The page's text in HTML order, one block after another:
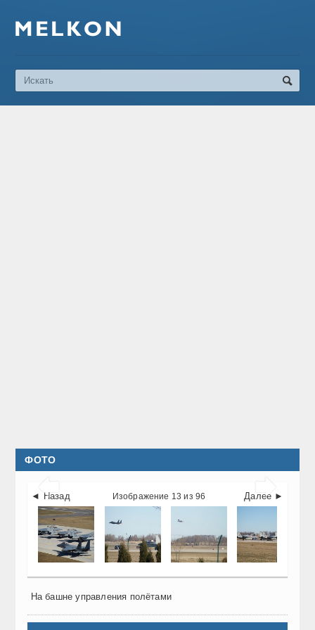
ФОТО
 
◄ Назад Далее ►
Изображение 13 из 96
На башне управления полётами